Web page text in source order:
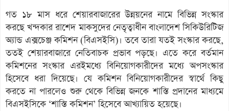
গত ১৮ মাস ধরে শেয়ারবাজারের উন্নয়নের নামে বিভিন্ন সংস্কার
করছে খন্দকার রাশেদ মাকসুদের নেতৃত্বাধীন বাংলাদেশ সিকিউরিটিজ
অ্যান্ড এক্সচেঞ্জ কমিশন (বিএসইসি)। তবে তারা যতই সংস্কার করছে,
ততই শেয়ারবাজারে নেতিবাচক প্রভাব পড়ছে। এতে করে বর্তমান
কমিশনের সংস্কার এরইমধ্যে বিনিয়োগকারীদের মধ্যে অপসংস্কার
হিসেবে ধরা দিয়েছে। যে কমিশন বিনিয়োগকারীদের স্বার্থে কিছু
করতে না পারলেও শুরু থেকে বিভিন্ন জনকে শাস্তি প্রদানের মাধ্যমে
বিএসইসিকে ‘শাস্তি কমিশন’ হিসেবে আখ্যায়িত হয়েছে।